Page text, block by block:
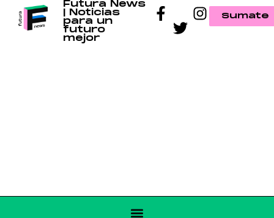
Futura News
| Noticias
para un
futuro
mejor
Sumate